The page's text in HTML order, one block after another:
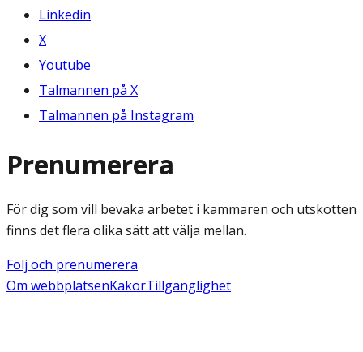
Linkedin
X
Youtube
Talmannen på X
Talmannen på Instagram
Prenumerera
För dig som vill bevaka arbetet i kammaren och utskotten
finns det flera olika sätt att välja mellan.
Följ och prenumerera
Om webbplatsenKakorTillgänglighet